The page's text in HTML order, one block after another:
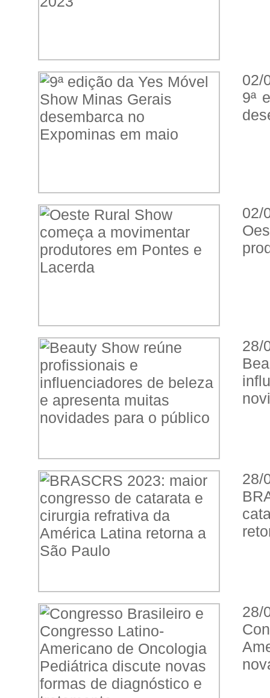
02/
9ª
02/
28/
28/
28/